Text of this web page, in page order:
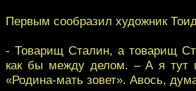
Первым сообразил художник
- Товарищ Сталин, а товарищ
как бы между делом. – А я тут
«Родина-мать зовет». Авось,